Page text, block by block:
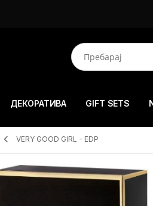
ДЕКОРАТИВА GIFT SETS
VERY GOOD GIRL - EDP